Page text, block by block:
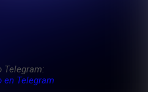
Telegram: